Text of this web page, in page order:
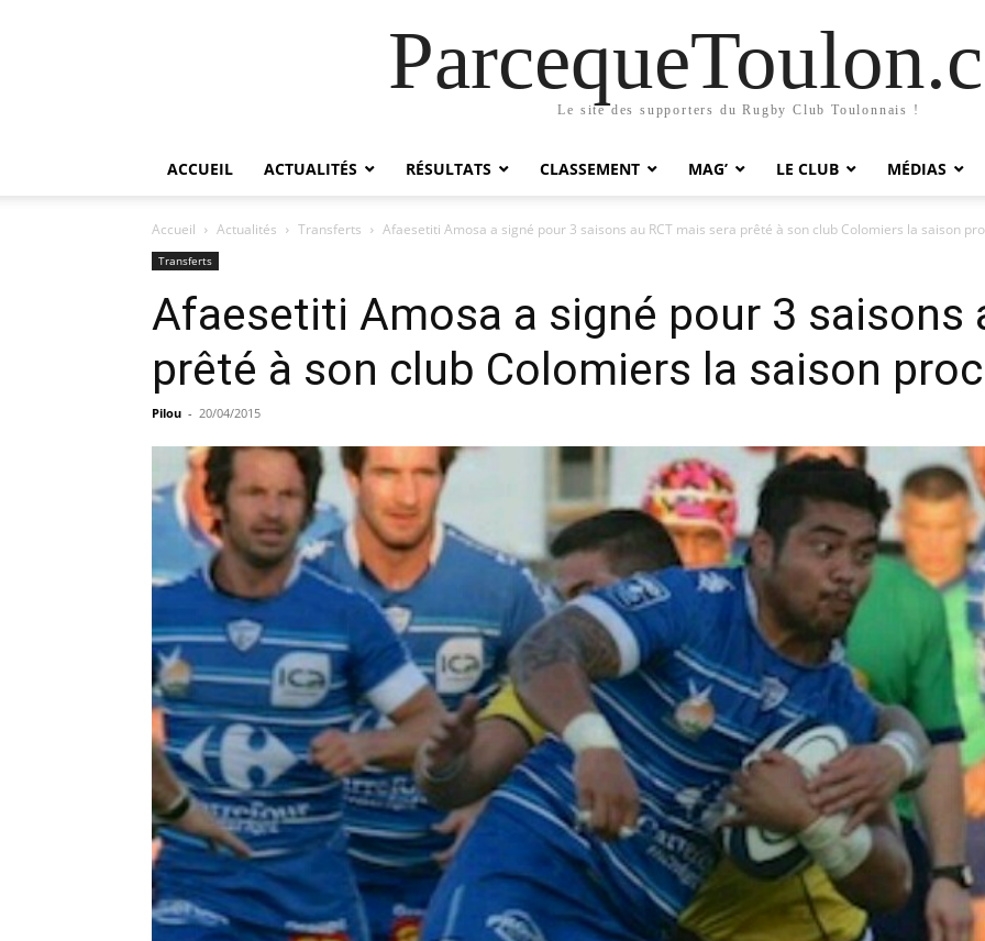
Le site des supporters du Rugby Club Toulonnais !
ACCUEIL ACTUALITÉS RÉSULTATS CLASSEMENT MAG’ LE CLUB MÉDIAS
Accueil Actualités Transferts Afaesetiti Amosa a signé pour 3 saisons au RCT mais sera prêté à son club Colomiers la saison
Transferts
Afaesetiti Amosa a signé pour 3 saisons
prêté à son club Colomiers la saison
Pilou - 20/04/2015